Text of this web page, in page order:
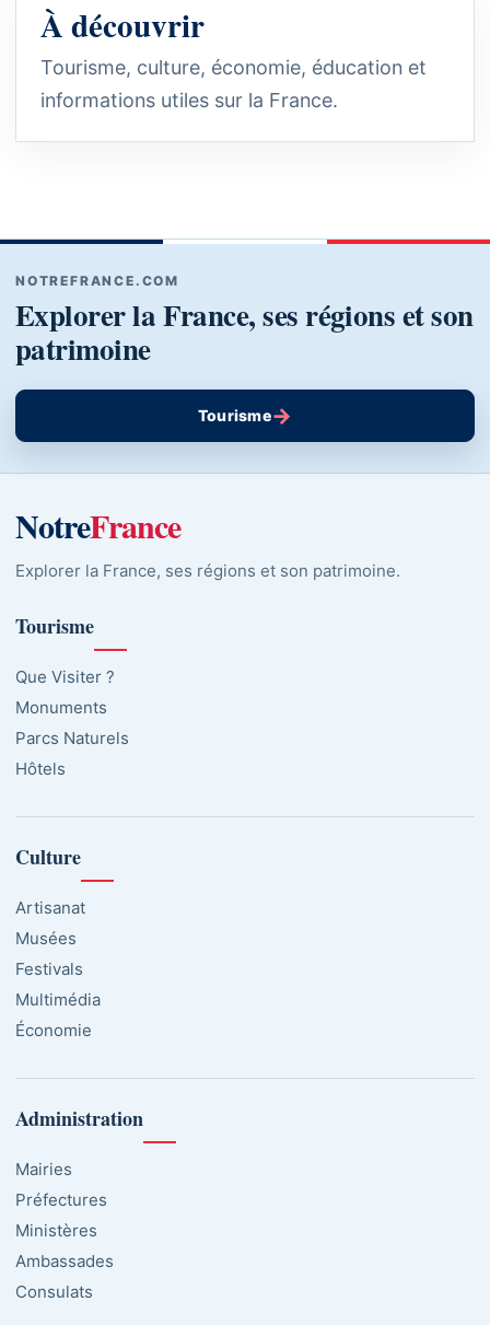
À découvrir
Tourisme, culture, économie, éducation et
informations utiles sur la France.
NOTREFRANCE.COM
Explorer la France, ses régions et son
patrimoine
Tourisme→
NotreFrance
Explorer la France, ses régions et son patrimoine.
Tourisme
Que Visiter ?
Monuments
Parcs Naturels
Hôtels
Culture
Artisanat
Musées
Festivals
Multimédia
Économie
Administration
Mairies
Préfectures
Ministères
Ambassades
Consulats